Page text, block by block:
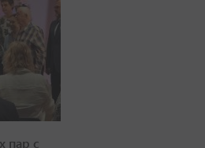
пар с